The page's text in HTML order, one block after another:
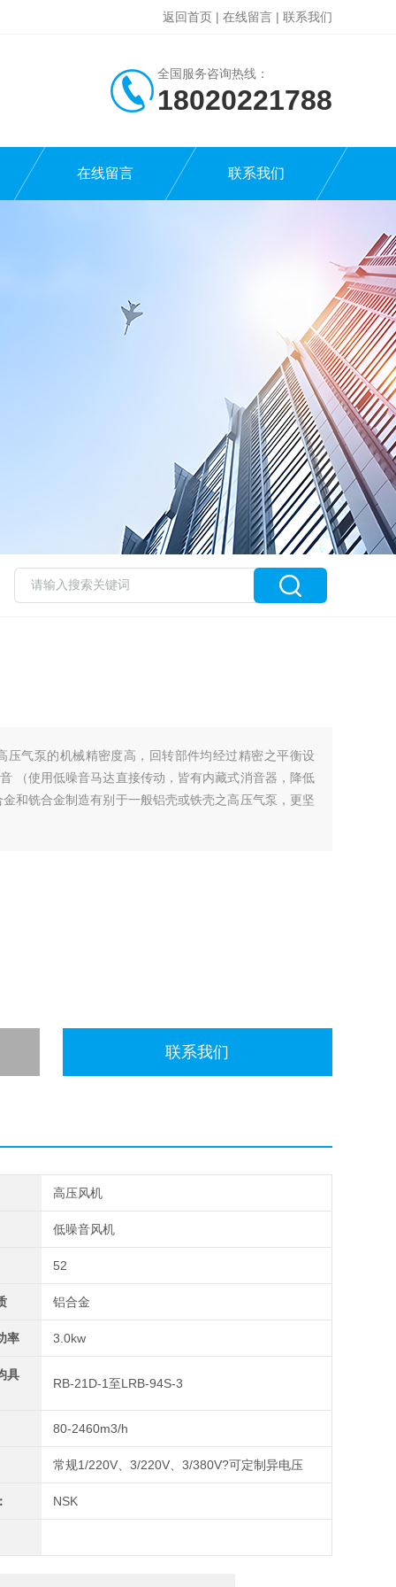
返回首页 | 在线留言 | 联系我们
全国服务咨询热线：
18020221788
在线留言 联系我们
压气泵的机械精密度高，回转部件均经过精密之平衡设
（使用低噪音马达直接传动，皆有内藏式消音器，降低
和铣合金制造有别于一般铝壳或铁壳之高压气泵，更坚
联系我们
高压风机
低噪音风机
52
铝合金
率 3.0kw
具
RB-21D-1至LRB-94S-3
80-2460m3/h
常规1/220V、3/220V、3/380V?可定制异电压
NSK